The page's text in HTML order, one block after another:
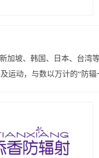
加坡、韩国、日本、台湾
运动，与数以万计的“防